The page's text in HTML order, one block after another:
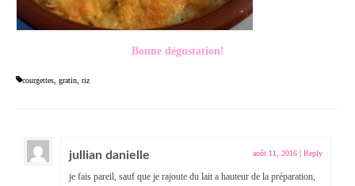
Bonne dégustation!
courgettes, gratin, riz
jullian danielle août 11, 2016 Reply
je fais pareil, sauf que je rajoute du lait a hauteur de la préparation,